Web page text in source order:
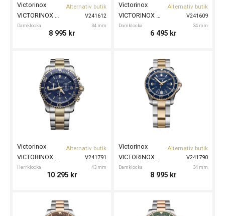
V241612
Victorinox
Damklocka 34 mm
VICTORINOX Maverick 34mm
Alternativ butik
8 995 kr
V241609
Victorinox
Damklocka 34 mm
VICTORINOX Maverick 34mm
Alternativ butik
6 495 kr
V241791
Victorinox
Herrklocka 43 mm
VICTORINOX Maverick Chrono 43mm
Alternativ butik
10 295 kr
V241790
Victorinox
Damklocka 34 mm
VICTORINOX Maverick 34mm
Alternativ butik
8 995 kr